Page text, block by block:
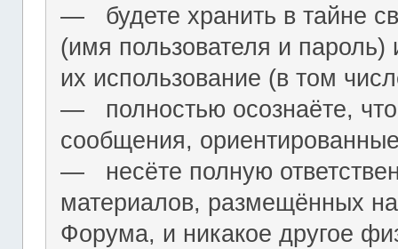
― будете хранить в тайне
(имя пользователя и пароль)
их использование (в том
― полностью осознаёте,
сообщения,
― несёте полную
материалов, размещённых
Форума, и никакое другое